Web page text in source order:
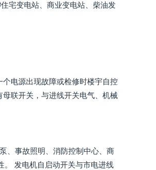
宅变电站、商业变电站、柴油发
电源出现故障或检修时楼宇自控
联开关，与进线开关电气、机械
、事故照明、消防控制中心、商
。 发电机自启动开关与市电进线